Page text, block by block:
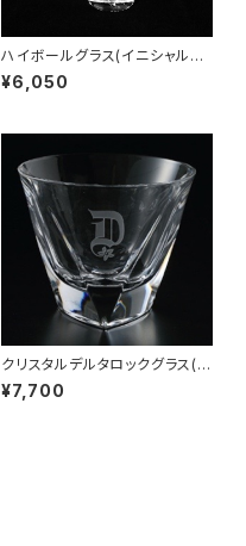
ハイボールグラス(イニシャル彫
刻)
¥6,050
クリスタルデルタロックグラス(イ
ニシャル彫刻)
¥7,700